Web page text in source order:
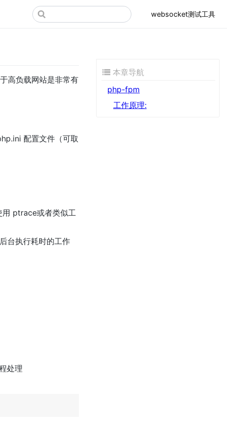
websocket测试工具
高负载网站是非常有
配置文件（可取
用 ptrace或者类似工
台执行耗时的工作
处理
本章导航
php-fpm
工作原理: